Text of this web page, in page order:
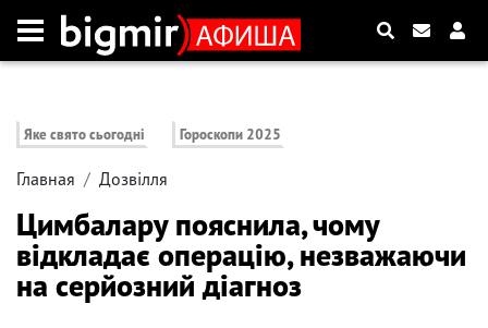
Яке свято сьогодні Гороскопи 2025
Главная Дозвілля
Цимбалару пояснила, чому
відкладає операцію, незважаючи
на серйозний діагноз